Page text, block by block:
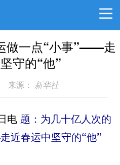
做一点“小事”——走
守的“他”
来源： 新华社
电 题：为几十亿人次的
近春运中坚守的“他”